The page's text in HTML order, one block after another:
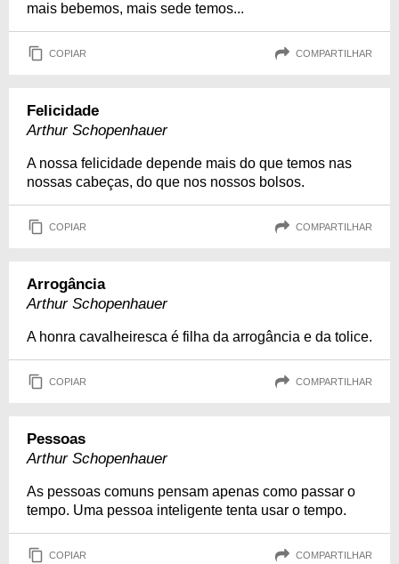
mais bebemos, mais sede temos...
COPIAR COMPARTILHAR
Felicidade
Arthur Schopenhauer
A nossa felicidade depende mais do que temos nas
nossas cabeças, do que nos nossos bolsos.
COPIAR COMPARTILHAR
Arrogância
Arthur Schopenhauer
A honra cavalheiresca é filha da arrogância e da tolice.
COPIAR COMPARTILHAR
Pessoas
Arthur Schopenhauer
As pessoas comuns pensam apenas como passar o
tempo. Uma pessoa inteligente tenta usar o tempo.
COPIAR COMPARTILHAR